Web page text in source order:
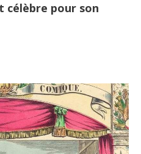
célèbre pour son